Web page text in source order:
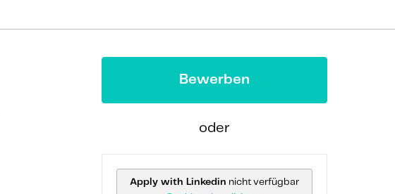
Bewerben
oder
Apply with Linkedin nicht verfügbar